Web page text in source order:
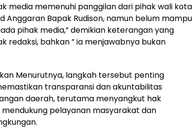
media memenuhi panggilan dari pihak wali kota
Anggaran Bapak Rudison, namun belum mampu
pihak media,” demikian keterangan yang
redaksi, bahkan ” ia menjawabnya bukan
Menurutnya, langkah tersebut penting
transparansi dan akuntabilitas
daerah, terutama menyangkut hak
pelayanan masyarakat dan